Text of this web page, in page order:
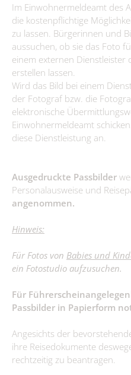
Fundbüro
Fundtiere
Zahlen & Statistik
Formularservice
Wirtschaft
Wirtschaftsförderung
Firmen-Datenbank
Förderprogramme
Entwicklungskonzept
Gewerbe melden
Kita, Schulen & Hort
Gesundheitskita "Spreewald-
(Błota)
Kita & Hort "Małe myški"
Kita & Hort "Pusteblume
Hort der Kita "Vier
Grundschule "Mato Kosyk"
Grund- und Oberschule Mina
(Błota)
Freizeiteinrichtungen
(Spreewald) / Bórkowy (Błota)
Bismarckturm
Büchertauschbörsen
Älter werden
Feuerwehr
Museum und
Heimatstube Burg (Spreewald)
Heimatmuseum Dissen /
Slawischer
Vereine
Spreewaldbibliothek
Kirchen
Tourismus
Im Einwohnermeldeamt des
die kostenpflichtige
zu lassen. Bürgerinnen und
aussuchen, ob sie das Foto
einem externen Dienstleister
erstellen lassen.
Wird das Bild bei einem
der Fotograf bzw. die
elektronische
Einwohnermeldeamt
diese Dienstleistung an.
Ausgedruckte Passbilder
Personalausweise und
angenommen.
Hinweis:
Für Fotos von Babies und
ein Fotostudio aufzusuchen.
Für
Passbilder in Papierform
Angesichts der
ihre Reisedokumente
rechtzeitig zu beantragen.